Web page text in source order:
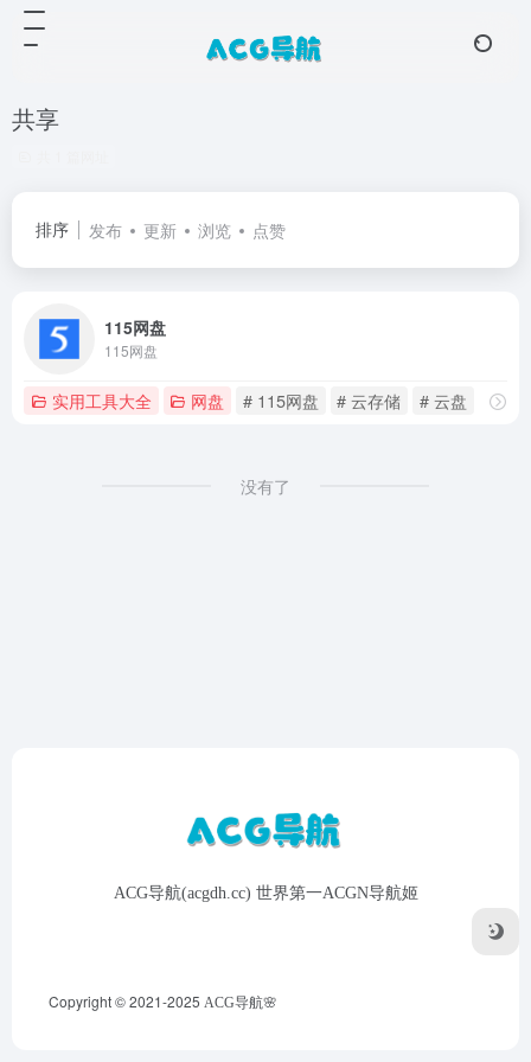
共享
排序 发布 更新 浏览 点赞
115网盘
115网盘
实用工具大全 网盘 # 115网盘 # 云存储 # 云盘
没有了
ACG导航(acgdh.cc) 世界第一ACGN导航姬
Copyright © 2021-2025 ACG导航🌸